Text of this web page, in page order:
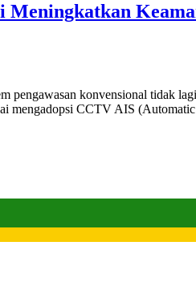
pengawasan konvensional tidak
mengadopsi CCTV AIS